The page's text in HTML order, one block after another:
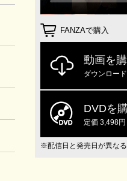
FANZAで購入
動画を
ダウンロー
DVDを
定価 3,498円
※配信日と発売日が異な